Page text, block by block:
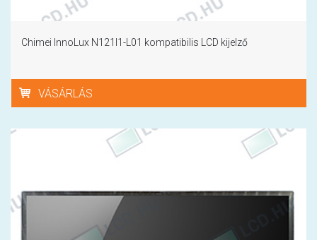
Chimei InnoLux N121I1-L01 kompatibilis LCD kijelző
VÁSÁRLÁS